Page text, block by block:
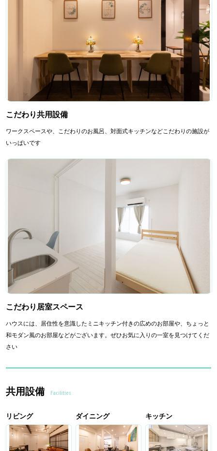
こだわり共用設備
ワークスペースや、こだわりのお風呂、対面式キッチンなどこだわりの施設が
いっぱいです
こだわり居室スペース
ハウスには、居住性を意識したミニキッチン付きの広めのお部屋や、ちょっと
和モダン風のお部屋などがございます。ぜひお気に入りの一室を見つけてくだ
さい
共用設備 Facilities
リビング ダイニング キッチン